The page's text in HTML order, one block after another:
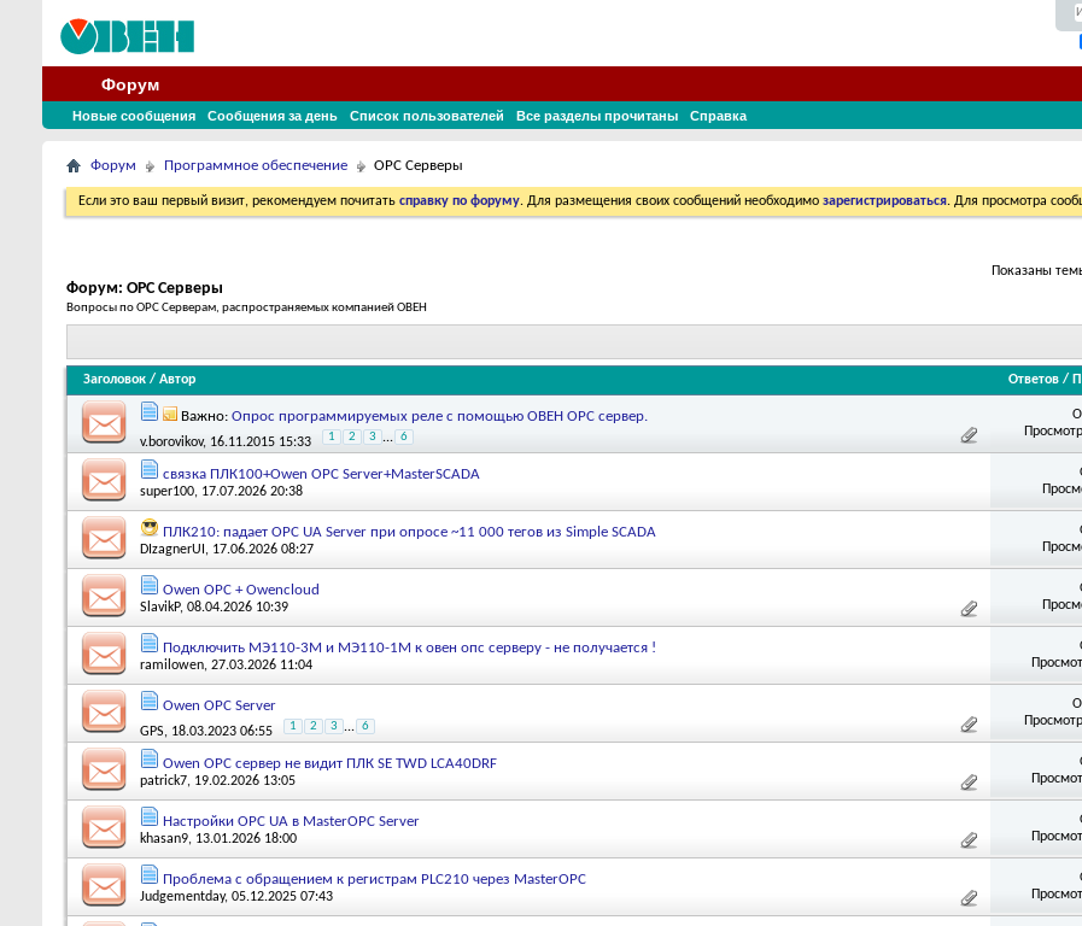
Форум
Новые сообщения Сообщения за день Список пользователей Все разделы прочитаны Справка
Форум Программное обеспечение OPC Серверы
Если это ваш первый визит, рекомендуем почитать справку по форуму. Для размещения своих сообщений необходимо зарегистрироваться. Для просмотра
Показаны
Форум: OPC Серверы
Вопросы по OPC Серверам, распространяемых компанией ОВЕН
Заголовок / Автор Ответов /
Важно: Опрос программируемых реле с помощью ОВЕН ОРС сервер.
v.borovikov, 16.11.2015 15:33 1 2 3 ... 6
связка ПЛК100+Owen OPC Server+MasterSCADA
super100, 17.07.2026 20:38
ПЛК210: падает OPC UA Server при опросе ~11 000 тегов из Simple SCADA
DIzagnerUI , 17.06.2026 08:27
Owen OPC + Owencloud
SlavikP, 08.04.2026 10:39
Подключить МЭ110-3М и МЭ110-1М к овен опс серверу - не получается !
ramilowen, 27.03.2026 11:04
Owen OPC Server
GPS, 18.03.2023 06:55 1 2 3 ... 6
Owen OPC сервер не видит ПЛК SE TWD LCA40DRF
patrick7, 19.02.2026 13:05
Настройки OPC UA в MasterOPC Server
khasan9, 13.01.2026 18:00
Проблема с обращением к регистрам PLC210 через MasterOPC
Judgementday, 05.12.2025 07:43